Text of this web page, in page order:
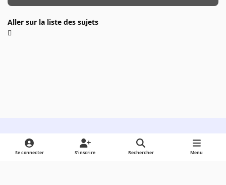
Aller sur la liste des sujets
Light ModeDark ModeSystem Preference
Se connecter S’inscrire Rechercher Menu